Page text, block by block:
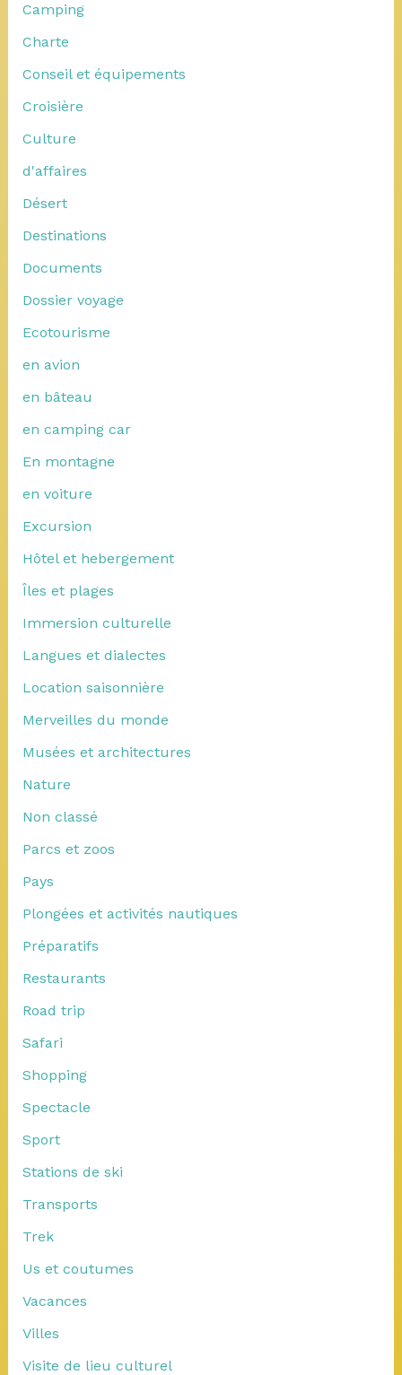
Camping
Charte
Conseil et équipements
Croisière
Culture
d'affaires
Désert
Destinations
Documents
Dossier voyage
Ecotourisme
en avion
en bâteau
en camping car
En montagne
en voiture
Excursion
Hôtel et hebergement
Îles et plages
Immersion culturelle
Langues et dialectes
Location saisonnière
Merveilles du monde
Musées et architectures
Nature
Non classé
Parcs et zoos
Pays
Plongées et activités nautiques
Préparatifs
Restaurants
Road trip
Safari
Shopping
Spectacle
Sport
Stations de ski
Transports
Trek
Us et coutumes
Vacances
Villes
Visite de lieu culturel